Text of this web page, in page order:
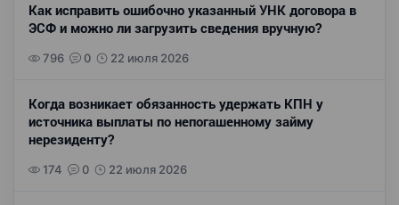
Как исправить ошибочно указанный УНК договора в
ЭСФ и можно ли загрузить сведения вручную?
796 0 22 июля 2026
Когда возникает обязанность удержать КПН у
источника выплаты по непогашенному займу
нерезиденту?
174 0 22 июля 2026